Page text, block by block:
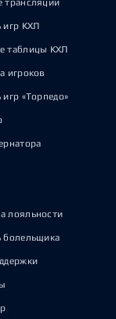
игр КХЛ
таблицы КХЛ
игроков
игр «Торпедо»
лояльности
болельщика